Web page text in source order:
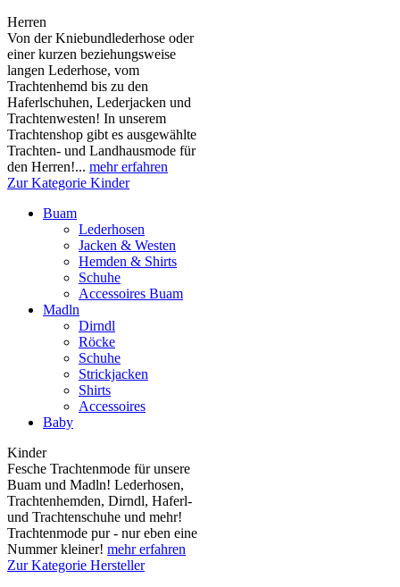
Herren
Von der Kniebundlederhose oder
einer kurzen beziehungsweise
langen Lederhose, vom
Trachtenhemd bis zu den
Haferlschuhen, Lederjacken und
Trachtenwesten! In unserem
Trachtenshop gibt es ausgewählte
Trachten- und Landhausmode für
den Herren!... mehr erfahren
Zur Kategorie Kinder
Buam
Lederhosen
Jacken & Westen
Hemden & Shirts
Schuhe
Accessoires Buam
Madln
Dirndl
Röcke
Schuhe
Strickjacken
Shirts
Accessoires
Baby
Kinder
Fesche Trachtenmode für unsere
Buam und Madln! Lederhosen,
Trachtenhemden, Dirndl, Haferl-
und Trachtenschuhe und mehr!
Trachtenmode pur - nur eben eine
Nummer kleiner! mehr erfahren
Zur Kategorie Hersteller